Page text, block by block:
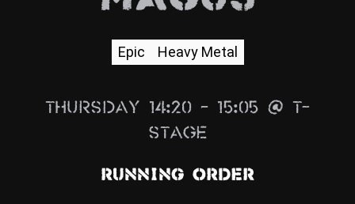
ZUM SHOP
BARRIEREFREIHEIT
Epic Heavy Metal
Thursday 14:20 – 15:05 @ T-
Stage
Running Order